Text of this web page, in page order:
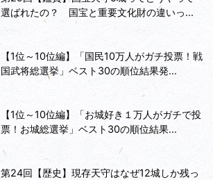
選ばれたの？ 国宝と重要文化財の違いっ...
【1位～10位編】「国民10万人がガチ投票！戦
国武将総選挙」ベスト30の順位結果発...
【1位～10位編】「お城好き１万人がガチで投
票！お城総選挙」ベスト30の順位結果...
第24回【歴史】現存天守はなぜ12城しか残っ